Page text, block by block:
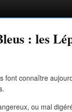
: les
font connaître
ou mal